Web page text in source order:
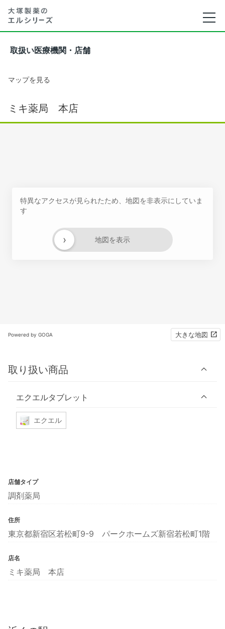
取扱い医療機関・店舗
マップを見る
ミキ薬局 本店
特異なアクセスが見られたため、地図を非表示にしていま
す
地図を表示
›
Powered by GOGA 大きな地図
取り扱い商品
エクエルタブレット
エクエル
店舗タイプ
調剤薬局
住所
東京都新宿区若松町9-9 パークホームズ新宿若松町1階
店名
ミキ薬局 本店